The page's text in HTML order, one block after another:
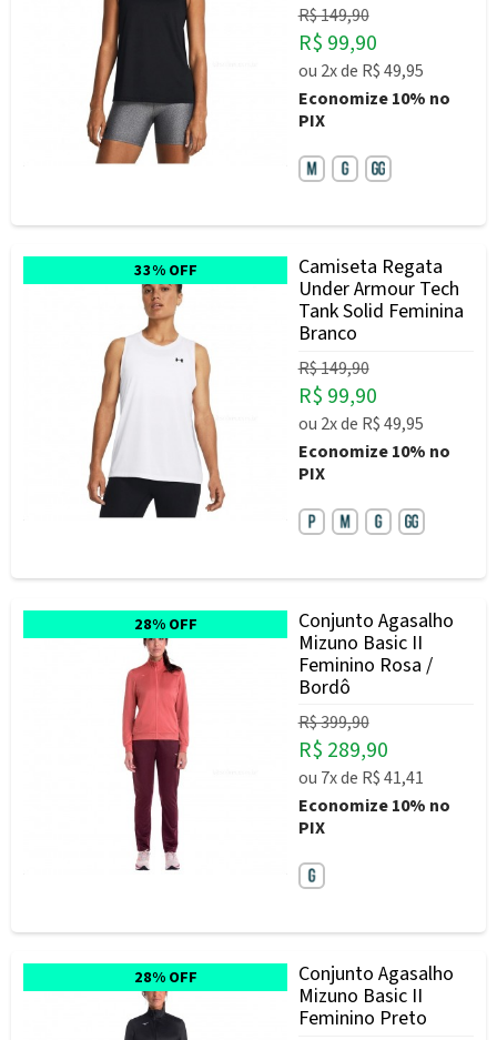
R$ 149,90
R$ 99,90
ou 2xde R$ 49,95
Economize10% no
PIX
33% OFF
Camiseta Regata
Under Armour Tech
Tank Solid Feminina
Branco
R$ 149,90
R$ 99,90
ou 2xde R$ 49,95
Economize10% no
PIX
28% OFF
Conjunto Agasalho
Mizuno Basic II
Feminino Rosa /
Bordô
R$ 399,90
R$ 289,90
ou 7xde R$ 41,41
Economize10% no
PIX
28% OFF
Conjunto Agasalho
Mizuno Basic II
Feminino Preto